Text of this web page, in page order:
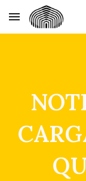
Skip to main